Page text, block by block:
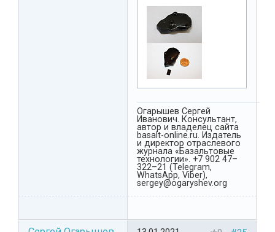
Огарышев Сергей
Иванович. Консультант,
автор и владелец сайта
basalt-online.ru. Издатель
и директор отраслевого
журнала «Базальтовые
технологии». +7 902 47–
322–21 (Telegram,
WhatsApp, Viber),
sergey@ogaryshev.org